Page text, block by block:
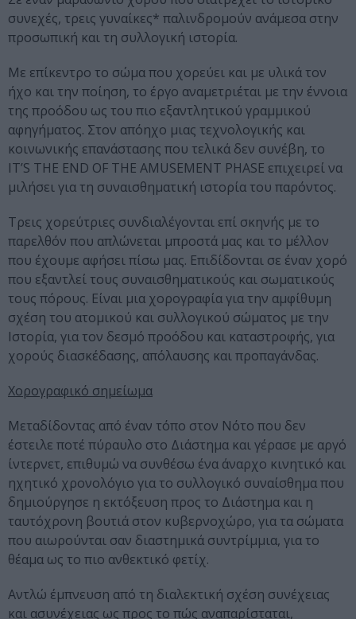
συνεχές, τρεις γυναίκες* παλινδρομούν ανάμεσα στην
προσωπική και τη συλλογική ιστορία.
Με επίκεντρο το σώμα που χορεύει και με υλικά τον
ήχο και την ποίηση, το έργο αναμετριέται με την έννοια
της προόδου ως του πιο εξαντλητικού γραμμικού
αφηγήματος. Στον απόηχο μιας τεχνολογικής και
κοινωνικής επανάστασης που τελικά δεν συνέβη, το
ΙT’S THE END OF THE AMUSEMENT PHASE επιχειρεί να
μιλήσει για τη συναισθηματική ιστορία του παρόντος.
Τρεις χορεύτριες συνδιαλέγονται επί σκηνής με το
παρελθόν που απλώνεται μπροστά μας και το μέλλον
που έχουμε αφήσει πίσω μας. Επιδίδονται σε έναν χορό
που εξαντλεί τους συναισθηματικούς και σωματικούς
τους πόρους. Είναι μια χορογραφία για την αμφίθυμη
σχέση του ατομικού και συλλογικού σώματος με την
Ιστορία, για τον δεσμό προόδου και καταστροφής, για
χορούς διασκέδασης, απόλαυσης και προπαγάνδας.
Χορογραφικό σημείωμα
Μεταδίδοντας από έναν τόπο στον Νότο που δεν
έστειλε ποτέ πύραυλο στο Διάστημα και γέρασε με αργό
ίντερνετ, επιθυμώ να συνθέσω ένα άναρχο κινητικό και
ηχητικό χρονολόγιο για το συλλογικό συναίσθημα που
δημιούργησε η εκτόξευση προς το Διάστημα και η
ταυτόχρονη βουτιά στον κυβερνοχώρο, για τα σώματα
που αιωρούνται σαν διαστημικά συντρίμμια, για το
θέαμα ως το πιο ανθεκτικό φετίχ.
Αντλώ έμπνευση από τη διαλεκτική σχέση συνέχειας
και ασυνέχειας ως προς το πώς αναπαρίσταται,